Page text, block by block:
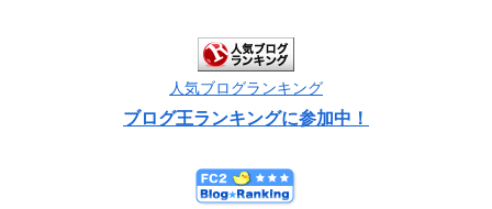
人気ブログランキング
ブログ王ランキングに参加中！